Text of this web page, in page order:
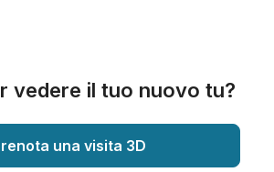
vedere il tuo nuovo tu?
una visita 3D